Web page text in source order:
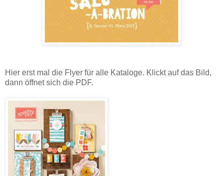
Hier erst mal die Flyer für alle Kataloge. Klickt auf das Bild,
dann öffnet sich die PDF.